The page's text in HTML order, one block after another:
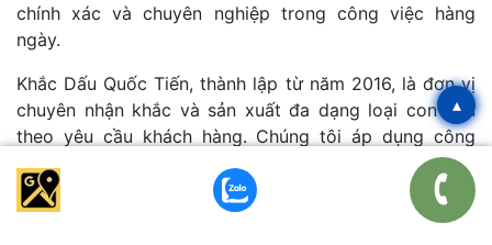
chính xác và chuyên nghiệp trong công việc hàng
ngày.
Khắc Dấu Quốc Tiến, thành lập từ năm 2016, là đơn vị
chuyên nhận khắc và sản xuất đa dạng loại con dấu
theo yêu cầu khách hàng. Chúng tôi áp dụng công
nghệ sản xuất theo tiêu chuẩn Nhật Bản, sử dụng nhiên
liệu an toàn không độc hại, không gây ô nhiễm môi
trường.
▴